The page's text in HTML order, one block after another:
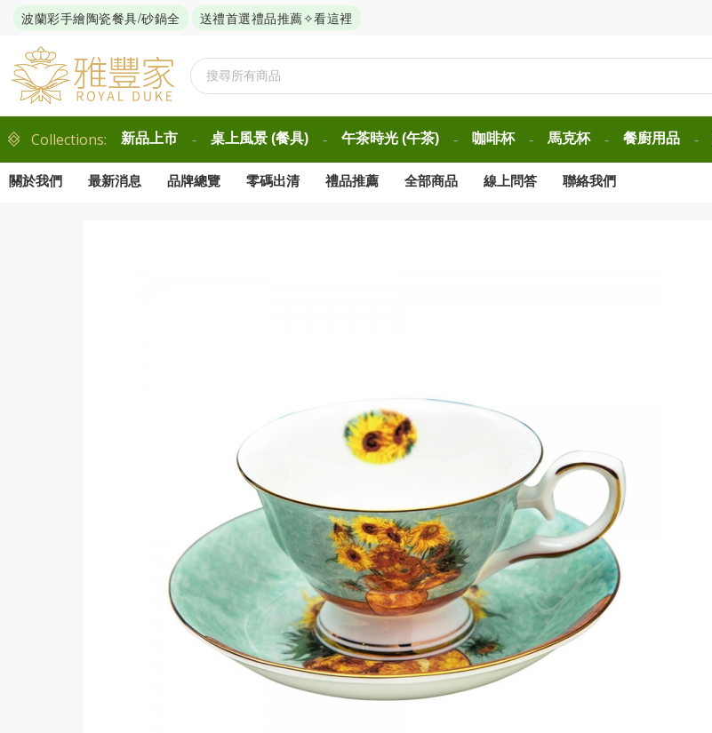
波蘭彩手繪陶瓷餐具/砂鍋全 送禮首選禮品推薦✧看這裡
Collections: 新品上市 - 桌上風景 (餐具) - 午茶時光 (午茶) - 咖啡杯 - 馬克杯 - 餐廚用品 -
關於我們 最新消息 品牌總覽 零碼出清 禮品推薦 全部商品 線上問答 聯絡我們